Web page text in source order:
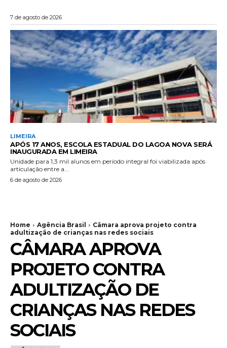
7 de agosto de 2026
LIMEIRA
APÓS 17 ANOS, ESCOLA ESTADUAL DO LAGOA NOVA SERÁ
INAUGURADA EM LIMEIRA
Unidade para 1,3 mil alunos em período integral foi viabilizada após
articulação entre a...
6 de agosto de 2026